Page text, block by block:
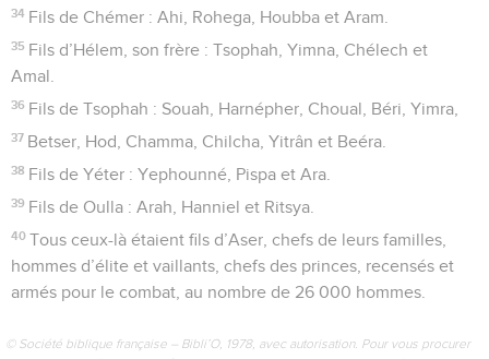
34 Fils de Chémer : Ahi, Rohega, Houbba et Aram.
35 Fils d’Hélem, son frère : Tsophah, Yimna, Chélech et
Amal.
36 Fils de Tsophah : Souah, Harnépher, Choual, Béri, Yimra,
37 Betser, Hod, Chamma, Chilcha, Yitrân et Beéra.
38 Fils de Yéter : Yephounné, Pispa et Ara.
39 Fils de Oulla : Arah, Hanniel et Ritsya.
40 Tous ceux-là étaient fils d’Aser, chefs de leurs familles,
hommes d’élite et vaillants, chefs des princes, recensés et
armés pour le combat, au nombre de 26 000 hommes.
© Société biblique française – Bibli’O, 1978, avec autorisation. Pour vous procurer